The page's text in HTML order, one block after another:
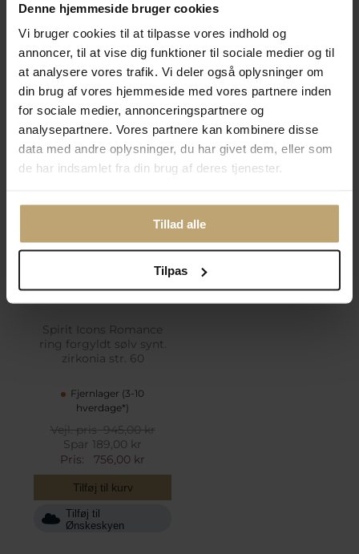
Denne hjemmeside bruger cookies
Vi bruger cookies til at tilpasse vores indhold og
annoncer, til at vise dig funktioner til sociale medier og til
at analysere vores trafik. Vi deler også oplysninger om
din brug af vores hjemmeside med vores partnere inden
for sociale medier, annonceringspartnere og
analysepartnere. Vores partnere kan kombinere disse
data med andre oplysninger, du har givet dem, eller som
de har indsamlet fra din brug af deres tjenester.
Tillad alle
Tilpas
dage
Vejl. pris945,00 kr
Spar 189,00 kr
Pris: 756,00 kr
Tilføj til kurv
Tilføj til
Ønskeskyen
hverdage*)
Vejl. pris945,00 kr
Spar 189,00 kr
Pris: 756,00 kr
Tilføj til kurv
Tilføj til
Ønskeskyen
Spirit Icons Romance
ring forgyldt sølv synt.
zirkonia str. 60
Fjernlager (3-10
hverdage*)
Vejl. pris945,00 kr
Spar 189,00 kr
Pris:
756,00 kr
Tilføj til kurv
Tilføj til
Ønskeskyen